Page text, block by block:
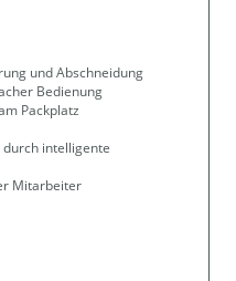
und Abschneidung
Bedienung
Packplatz
intelligente
Mitarbeiter